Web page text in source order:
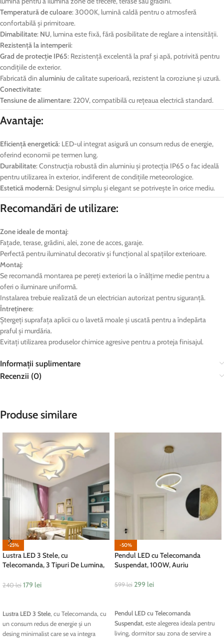
Temperatură de culoare: 3000K, lumină caldă pentru o atmosferă
confortabilă și primitoare.
Dimabilitate: NU, lumina este fixă, fără posibilitate de reglare a intensității.
Rezistență la intemperii:
Grad de protecție IP65: Rezistență excelentă la praf și apă, potrivită pentru
condițiile de exterior.
Fabricată din aluminiu de calitate superioară, rezistent la coroziune și uzură.
Conectivitate:
Tensiune de alimentare: 220V, compatibilă cu rețeaua electrică standard.
Avantaje:
Eficiență energetică: LED-ul integrat asigură un consum redus de energie,
oferind economii pe termen lung.
Durabilitate: Construcția robustă din aluminiu și protecția IP65 o fac ideală
pentru utilizarea în exterior, indiferent de condițiile meteorologice.
Estetică modernă: Designul simplu și elegant se potrivește în orice mediu.
Recomandări de utilizare:
Zone ideale de montaj:
Fațade, terase, grădini, alei, zone de acces, garaje.
Perfectă pentru iluminatul decorativ și funcțional al spațiilor exterioare.
Montaj:
Se recomandă montarea pe pereți exteriori la o înălțime medie pentru a
oferi o iluminare uniformă.
Instalarea trebuie realizată de un electrician autorizat pentru siguranță.
Întreținere:
Ștergeți suprafața aplicii cu o lavetă moale și uscată pentru a îndepărta
praful și murdăria.
Evitați utilizarea produselor chimice agresive pentru a proteja finisajul.
Informații suplimentare
Recenzii (0)
Produse similare
-25%
Lustra LED 3 Stele, cu
Telecomanda, 3 Tipuri De Lumina,
240lei 179 lei
Lustra LED 3 Stele, cu Telecomanda, cu
un consum redus de energie și un
desing minimalist care se va integra
-50%
Pendul LED cu Telecomanda
Suspendat, 100W, Auriu
599lei 299 lei
Pendul LED cu Telecomanda
Suspendat, este alegerea ideala pentru
living, dormitor sau zona de servire a